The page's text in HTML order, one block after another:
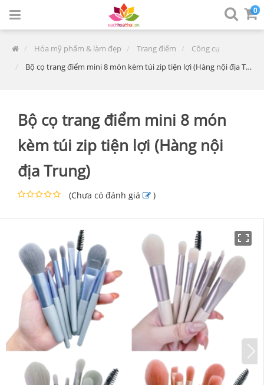
0
Hóa mỹ phẩm & làm đẹp Trang điểm
Công cụ
Bộ cọ trang điểm mini 8 món kèm túi zip tiện lợi (Hàng nội địa Trung)
Bộ cọ trang điểm mini 8 món
kèm túi zip tiện lợi (Hàng nội
địa Trung)
(Chưa có đánh giá )